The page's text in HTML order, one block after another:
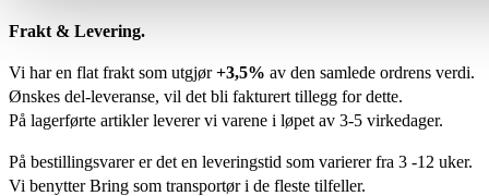
Frakt & Levering.
Vi har en flat frakt som utgjør+3,5% av den samlede ordrens verdi.
Ønskes del-leveranse, vil det bli fakturert tillegg for dette.
På lagerførte artikler leverer vi varene i løpet av 3-5 virkedager.
På bestillingsvarer er det en leveringstid som varierer fra 3 -12 uker.
Vi benytter Bring som transportør i de fleste tilfeller.